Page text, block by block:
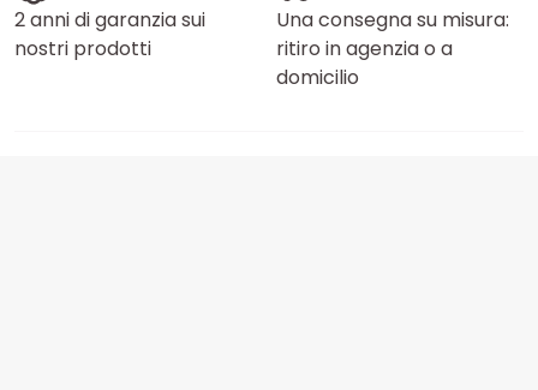
2 anni di garanzia sui
nostri prodotti
Una consegna su misura:
ritiro in agenzia o a
domicilio